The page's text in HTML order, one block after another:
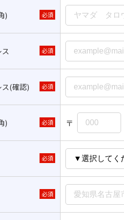
) 必須
必須
ス(確認) 必須
) 必須 〒
必須
必須